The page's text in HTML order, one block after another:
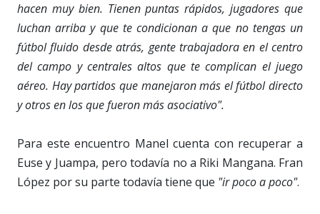
hacen muy bien. Tienen puntas rápidos, jugadores que
luchan arriba y que te condicionan a que no tengas un
fútbol fluido desde atrás, gente trabajadora en el centro
del campo y centrales altos que te complican el juego
aéreo. Hay partidos que manejaron más el fútbol directo
y otros en los que fueron más asociativo".
Para este encuentro Manel cuenta con recuperar a
Euse y Juampa, pero todavía no a Riki Mangana. Fran
López por su parte todavía tiene que "ir poco a poco".